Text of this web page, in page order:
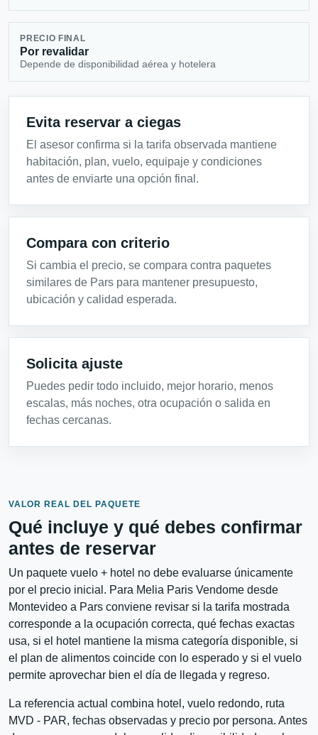
PRECIO FINAL
Por revalidar
Depende de disponibilidad aérea y hotelera
Evita reservar a ciegas
El asesor confirma si la tarifa observada mantiene
habitación, plan, vuelo, equipaje y condiciones
antes de enviarte una opción final.
Compara con criterio
Si cambia el precio, se compara contra paquetes
similares de Pars para mantener presupuesto,
ubicación y calidad esperada.
Solicita ajuste
Puedes pedir todo incluido, mejor horario, menos
escalas, más noches, otra ocupación o salida en
fechas cercanas.
VALOR REAL DEL PAQUETE
Qué incluye y qué debes confirmar
antes de reservar
Un paquete vuelo + hotel no debe evaluarse únicamente
por el precio inicial. Para Melia Paris Vendome desde
Montevideo a Pars conviene revisar si la tarifa mostrada
corresponde a la ocupación correcta, qué fechas exactas
usa, si el hotel mantiene la misma categoría disponible, si
el plan de alimentos coincide con lo esperado y si el vuelo
permite aprovechar bien el día de llegada y regreso.
La referencia actual combina hotel, vuelo redondo, ruta
MVD - PAR, fechas observadas y precio por persona. Antes